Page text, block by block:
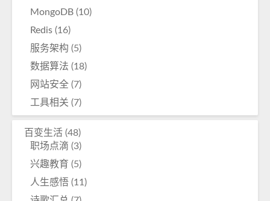
MongoDB (10)
Redis (16)
服务架构 (5)
数据算法 (18)
网站安全 (7)
工具相关 (7)
百变生活 (48)
职场点滴 (3)
兴趣教育 (5)
人生感悟 (11)